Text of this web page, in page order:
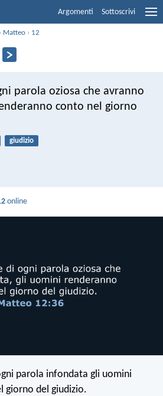
Argomenti Sottoscrivi
› Matteo › 12
parola oziosa che avranno
conto nel giorno
giudizio
online
parola infondata gli uomini
giorno del giudizio.